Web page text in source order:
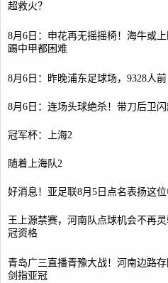
超救火？
8月6日：申花再无摇摇椅！海牛或
踢中甲都困难
8月6日：昨晚浦东足球场，9328人
8月6日：连场头球绝杀！带刀后卫
冠军杯：上海2
随着上海队2
好消息！亚足联8月5日点名表扬这
王上源禁赛，河南队点球机会不再
冠资格
青岛广三直播青豫大战！河南边路
剑指亚冠